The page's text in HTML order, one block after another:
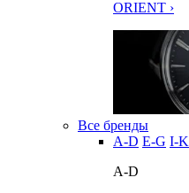
ORIENT ›
Все бренды
A-D E-G I-K
A-D